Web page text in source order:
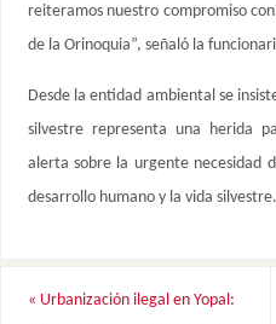
reiteramos nuestro compromiso
de la Orinoquia”, señaló la
Desde la entidad ambiental se
silvestre representa una herida
alerta sobre la urgente necesidad
desarrollo humano y la vida silvestre.
« Urbanización ilegal en Yopal: